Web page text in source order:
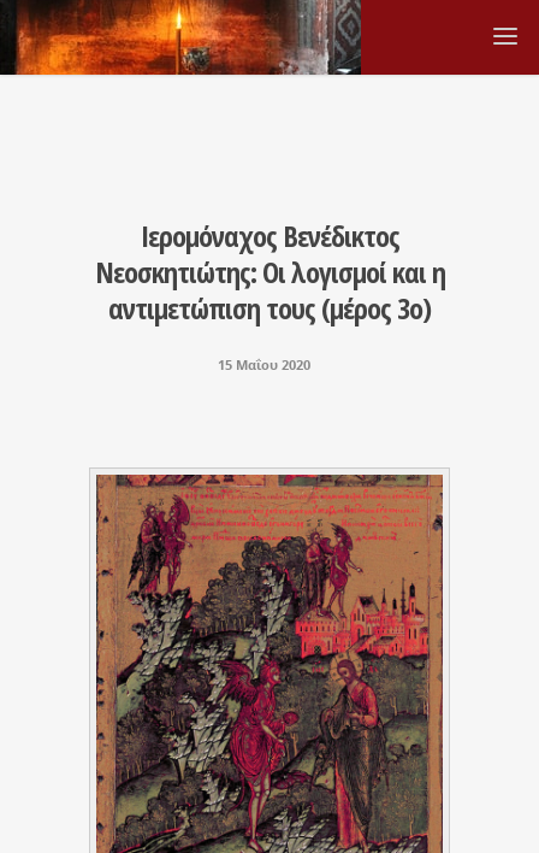
Ιερομόναχος Βενέδικτος
Νεοσκητιώτης: Οι λογισμοί και η
αντιμετώπιση τους (μέρος 3ο)
15 Μαΐου 2020